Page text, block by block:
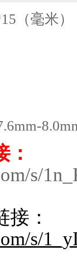
（毫米）
s/
：
s/